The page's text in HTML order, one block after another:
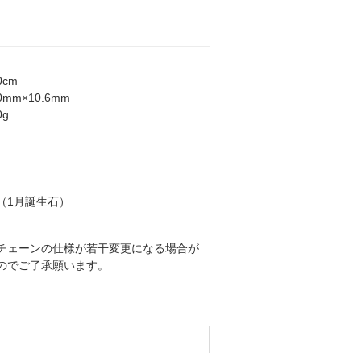
1月誕生石）
ェーンの仕様が若干変更になる場合が
でご了承願います。